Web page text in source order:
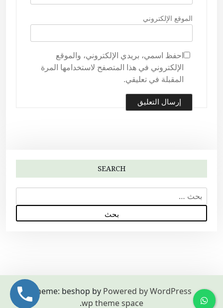
الموقع الإلكتروني
احفظ اسمي، بريدي الإلكتروني، والموقع
الإلكتروني في هذا المتصفح لاستخدامها المرة
المقبلة في تعليقي.
SEARCH
ل
Powered by WordPress
Theme: beshop by
wp theme space
.